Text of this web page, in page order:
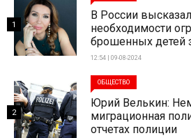
В России
необходимости
брошенных детей
12:54 | 09-08-2024
1
ОБЩЕСТВО
Юрий Велькин:
миграционная
отчетах полиции
2